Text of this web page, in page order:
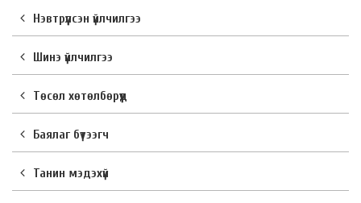
Нэвтрүүлсэн үйлчилгээ
Шинэ үйлчилгээ
Төсөл хөтөлбөрүүд
Баялаг бүтээгч
Танин мэдэхүй